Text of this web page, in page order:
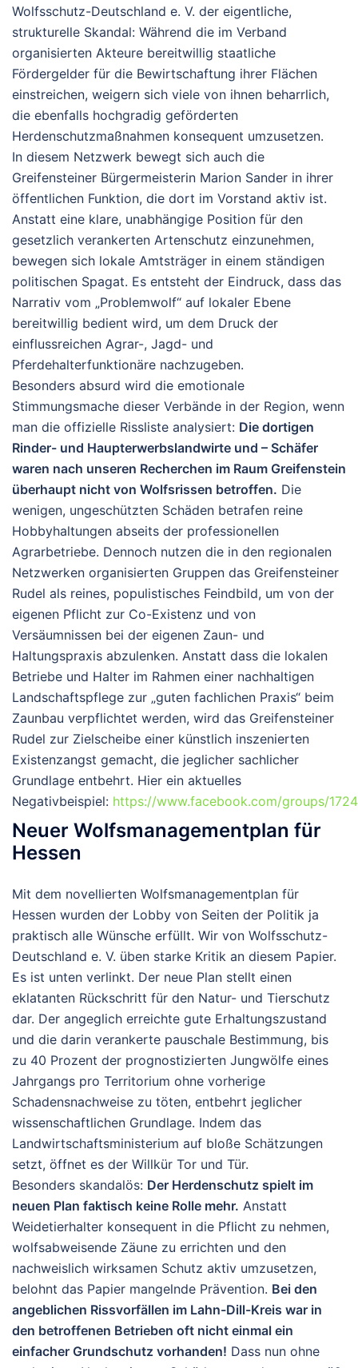
Wolfsschutz-Deutschland e. V. der eigentliche,
strukturelle Skandal: Während die im Verband
organisierten Akteure bereitwillig staatliche
Fördergelder für die Bewirtschaftung ihrer Flächen
einstreichen, weigern sich viele von ihnen beharrlich,
die ebenfalls hochgradig geförderten
Herdenschutzmaßnahmen konsequent umzusetzen.
In diesem Netzwerk bewegt sich auch die
Greifensteiner Bürgermeisterin Marion Sander in ihrer
öffentlichen Funktion, die dort im Vorstand aktiv ist.
Anstatt eine klare, unabhängige Position für den
gesetzlich verankerten Artenschutz einzunehmen,
bewegen sich lokale Amtsträger in einem ständigen
politischen Spagat. Es entsteht der Eindruck, dass das
Narrativ vom „Problemwolf“ auf lokaler Ebene
bereitwillig bedient wird, um dem Druck der
einflussreichen Agrar-, Jagd- und
Pferdehalterfunktionäre nachzugeben.
Besonders absurd wird die emotionale
Stimmungsmache dieser Verbände in der Region, wenn
man die offizielle Rissliste analysiert: Die dortigen
Rinder- und Haupterwerbslandwirte und – Schäfer
waren nach unseren Recherchen im Raum Greifenstein
überhaupt nicht von Wolfsrissen betroffen. Die
wenigen, ungeschützten Schäden betrafen reine
Hobbyhaltungen abseits der professionellen
Agrarbetriebe. Dennoch nutzen die in den regionalen
Netzwerken organisierten Gruppen das Greifensteiner
Rudel als reines, populistisches Feindbild, um von der
eigenen Pflicht zur Co-Existenz und von
Versäumnissen bei der eigenen Zaun- und
Haltungspraxis abzulenken. Anstatt dass die lokalen
Betriebe und Halter im Rahmen einer nachhaltigen
Landschaftspflege zur „guten fachlichen Praxis“ beim
Zaunbau verpflichtet werden, wird das Greifensteiner
Rudel zur Zielscheibe einer künstlich inszenierten
Existenzangst gemacht, die jeglicher sachlicher
Grundlage entbehrt. Hier ein aktuelles
Negativbeispiel: https://www.facebook.com/groups/
Neuer Wolfsmanagementplan für
Hessen
Mit dem novellierten Wolfsmanagementplan für
Hessen wurden der Lobby von Seiten der Politik ja
praktisch alle Wünsche erfüllt. Wir von Wolfsschutz-
Deutschland e. V. üben starke Kritik an diesem Papier.
Es ist unten verlinkt. Der neue Plan stellt einen
eklatanten Rückschritt für den Natur- und Tierschutz
dar. Der angeglich erreichte gute Erhaltungszustand
und die darin verankerte pauschale Bestimmung, bis
zu 40 Prozent der prognostizierten Jungwölfe eines
Jahrgangs pro Territorium ohne vorherige
Schadensnachweise zu töten, entbehrt jeglicher
wissenschaftlichen Grundlage. Indem das
Landwirtschaftsministerium auf bloße Schätzungen
setzt, öffnet es der Willkür Tor und Tür.
Besonders skandalös: Der Herdenschutz spielt im
neuen Plan faktisch keine Rolle mehr. Anstatt
Weidetierhalter konsequent in die Pflicht zu nehmen,
wolfsabweisende Zäune zu errichten und den
nachweislich wirksamen Schutz aktiv umzusetzen,
belohnt das Papier mangelnde Prävention. Bei den
angeblichen Rissvorfällen im Lahn-Dill-Kreis war in
den betroffenen Betrieben oft nicht einmal ein
einfacher Grundschutz vorhanden! Dass nun ohne